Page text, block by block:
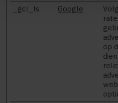
_gcl_ls Google
op